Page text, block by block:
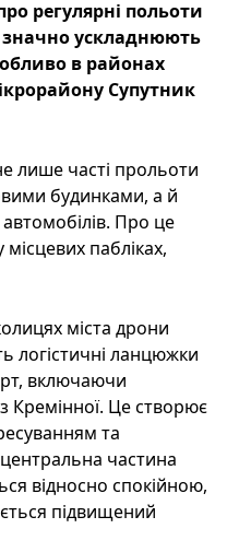
регулярні польоти
значно ускладнюють
в районах
Супутник
лише часті прольоти
будинками, а й
Про це
пабліках,
міста дрони
логістичні ланцюжки
включаючи
Це створює
та
частина
відносно спокійною,
підвищений